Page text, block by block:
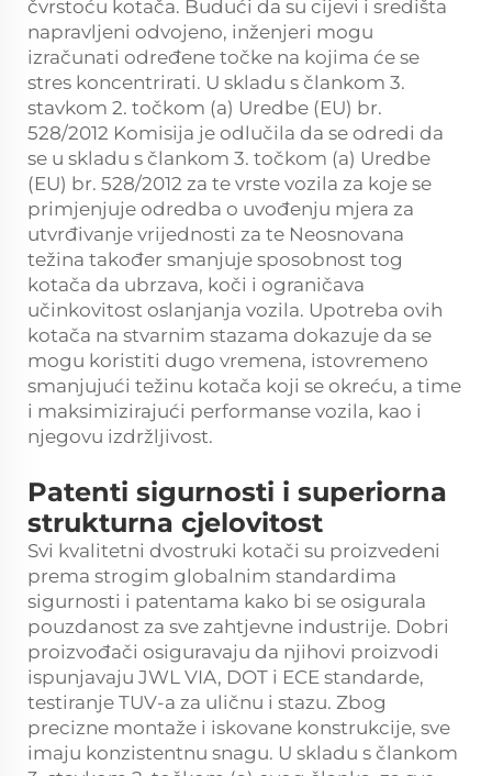
čvrstoću kotača. Budući da su cijevi i središta
napravljeni odvojeno, inženjeri mogu
izračunati određene točke na kojima će se
stres koncentrirati. U skladu s člankom 3.
stavkom 2. točkom (a) Uredbe (EU) br.
528/2012 Komisija je odlučila da se odredi da
se u skladu s člankom 3. točkom (a) Uredbe
(EU) br. 528/2012 za te vrste vozila za koje se
primjenjuje odredba o uvođenju mjera za
utvrđivanje vrijednosti za te Neosnovana
težina također smanjuje sposobnost tog
kotača da ubrzava, koči i ograničava
učinkovitost oslanjanja vozila. Upotreba ovih
kotača na stvarnim stazama dokazuje da se
mogu koristiti dugo vremena, istovremeno
smanjujući težinu kotača koji se okreću, a time
i maksimizirajući performanse vozila, kao i
njegovu izdržljivost.
Patenti sigurnosti i superiorna
strukturna cjelovitost
Svi kvalitetni dvostruki kotači su proizvedeni
prema strogim globalnim standardima
sigurnosti i patentama kako bi se osigurala
pouzdanost za sve zahtjevne industrije. Dobri
proizvođači osiguravaju da njihovi proizvodi
ispunjavaju JWL VIA, DOT i ECE standarde,
testiranje TUV-a za uličnu i stazu. Zbog
precizne montaže i iskovane konstrukcije, sve
imaju konzistentnu snagu. U skladu s člankom